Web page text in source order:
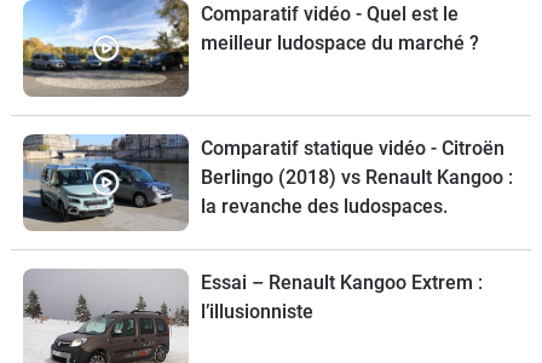
Comparatif vidéo - Quel est le
meilleur ludospace du marché ?
Comparatif statique vidéo - Citroën
Berlingo (2018) vs Renault Kangoo :
la revanche des ludospaces.
Essai – Renault Kangoo Extrem :
l’illusionniste